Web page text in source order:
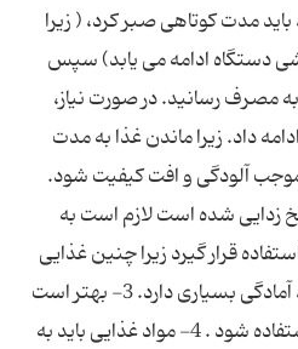
مدت کوتاهی صبر کرد، ( زیرا
دستگاه ادامه می یابد) سپس
مصرف رسانید. در صورت نیاز،
داد. زیرا ماندن غذا به مدت
آلودگی و افت کیفیت شود.
زدایی شده است لازم است به
قرار گیرد زیرا چنین غذایی
برای آلودگی میکروبی و فساد، آمادگی بسیاری دارد. 3- بهتر است
از ظروف کم عمق و درب دار استفاده شود . 4- مواد غذایی باید به